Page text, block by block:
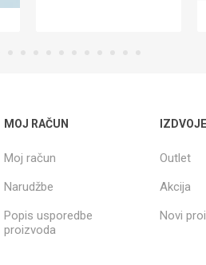
MOJ RAČUN
Moj račun
Narudžbe
Popis usporedbe
proizvoda
Outlet
Akcija
Novi